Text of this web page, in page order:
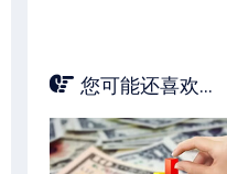
您可能还喜欢...